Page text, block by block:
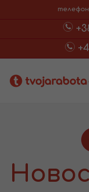
телефон